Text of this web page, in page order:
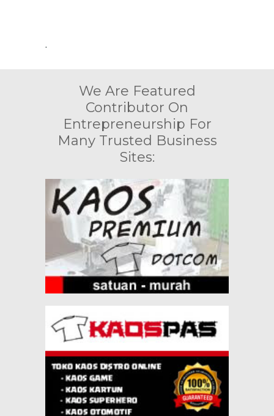
.
We Are Featured
Contributor On
Entrepreneurship For
Many Trusted Business
Sites: